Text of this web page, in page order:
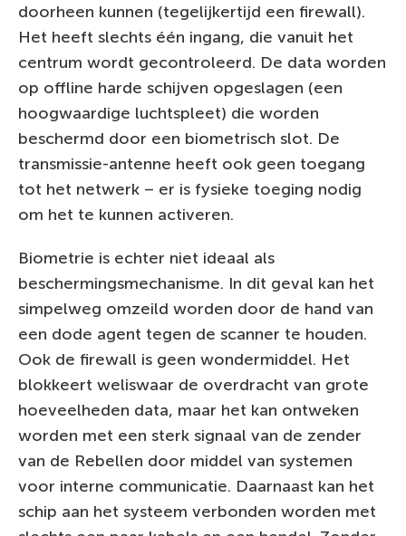
doorheen kunnen (tegelijkertijd een firewall).
Het heeft slechts één ingang, die vanuit het
centrum wordt gecontroleerd. De data worden
op offline harde schijven opgeslagen (een
hoogwaardige luchtspleet) die worden
beschermd door een biometrisch slot. De
transmissie-antenne heeft ook geen toegang
tot het netwerk – er is fysieke toeging nodig
om het te kunnen activeren.
Biometrie is echter niet ideaal als
beschermingsmechanisme. In dit geval kan het
simpelweg omzeild worden door de hand van
een dode agent tegen de scanner te houden.
Ook de firewall is geen wondermiddel. Het
blokkeert weliswaar de overdracht van grote
hoeveelheden data, maar het kan ontweken
worden met een sterk signaal van de zender
van de Rebellen door middel van systemen
voor interne communicatie. Daarnaast kan het
schip aan het systeem verbonden worden met